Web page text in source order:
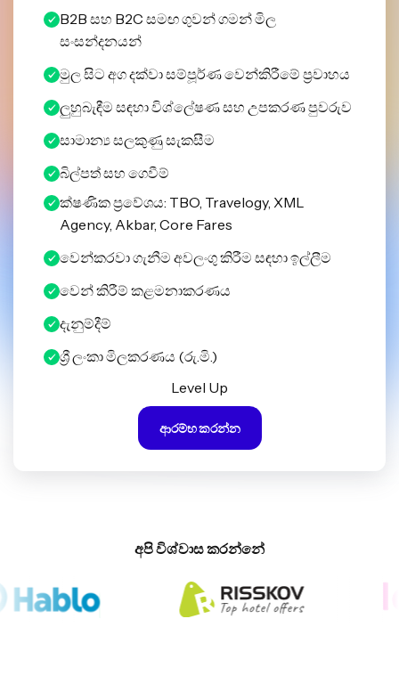
B2B සහ B2C සමඟ ගුවන් ගමන් මිල
සංසන්දනයන්
මුල සිට අග දක්වා සම්පූර්ණ වෙන්කිරීමේ ප්‍රවාහය
ලුහුබැඳීම සඳහා විශ්ලේෂණ සහ උපකරණ පුවරුව
සාමාන්‍ය සලකුණු සැකසීම
බිල්පත් සහ ගෙවීම්
ක්ෂණික ප්‍රවේශය: TBO, Travelogy, XML
Agency, Akbar, Core Fares
වෙන්කරවා ගැනීම අවලංගු කිරීම සඳහා ඉල්ලීම
වෙන් කිරීම් කළමනාකරණය
දැනුම්දීම්
ශ්‍රී ලංකා මිලකරණය (රු.මි.)
Level Up
ආරම්භ කරන්න
අපි විශ්වාස කරන්නේ